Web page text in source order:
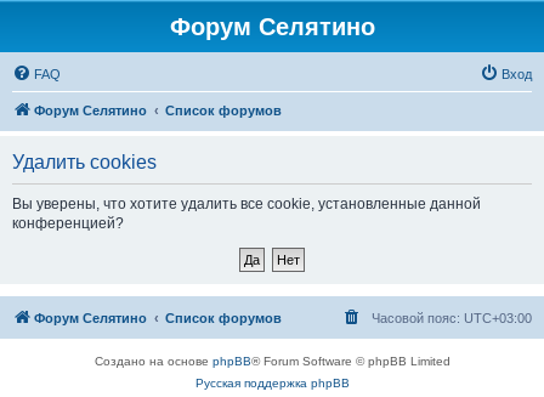
Форум Селятино
FAQ Вход
Форум Селятино Список форумов
Удалить cookies
Вы уверены, что хотите удалить все cookie, установленные данной
конференцией?
Форум Селятино Список форумов Часовой пояс: UTC+03:00
Создано на основе phpBB® Forum Software © phpBB Limited
Русская поддержка phpBB